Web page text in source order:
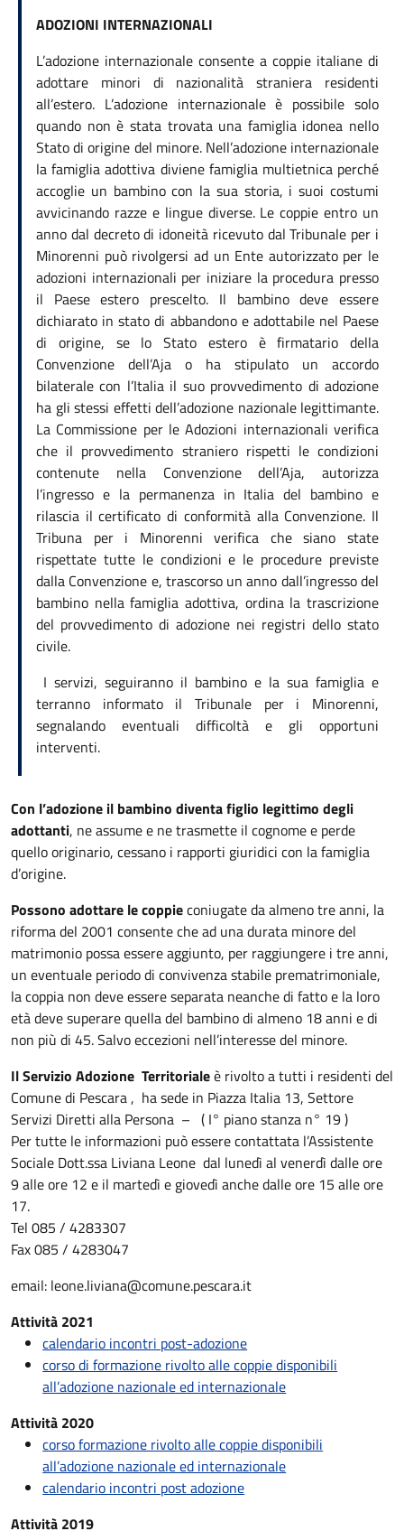
ADOZIONI INTERNAZIONALI
L’adozione internazionale consente a coppie italiane di
adottare minori di nazionalità straniera residenti
all’estero. L’adozione internazionale è possibile solo
quando non è stata trovata una famiglia idonea nello
Stato di origine del minore. Nell’adozione internazionale
la famiglia adottiva diviene famiglia multietnica perché
accoglie un bambino con la sua storia, i suoi costumi
avvicinando razze e lingue diverse. Le coppie entro un
anno dal decreto di idoneità ricevuto dal Tribunale per i
Minorenni può rivolgersi ad un Ente autorizzato per le
adozioni internazionali per iniziare la procedura presso
il Paese estero prescelto. Il bambino deve essere
dichiarato in stato di abbandono e adottabile nel Paese
di origine, se lo Stato estero è firmatario della
Convenzione dell’Aja o ha stipulato un accordo
bilaterale con l’Italia il suo provvedimento di adozione
ha gli stessi effetti dell’adozione nazionale legittimante.
La Commissione per le Adozioni internazionali verifica
che il provvedimento straniero rispetti le condizioni
contenute nella Convenzione dell’Aja, autorizza
l’ingresso e la permanenza in Italia del bambino e
rilascia il certificato di conformità alla Convenzione. Il
Tribuna per i Minorenni verifica che siano state
rispettate tutte le condizioni e le procedure previste
dalla Convenzione e, trascorso un anno dall’ingresso del
bambino nella famiglia adottiva, ordina la trascrizione
del provvedimento di adozione nei registri dello stato
civile.
I servizi, seguiranno il bambino e la sua famiglia e
terranno informato il Tribunale per i Minorenni,
segnalando eventuali difficoltà e gli opportuni
interventi.
Con l’adozione il bambino diventa figlio legittimo degli
adottanti, ne assume e ne trasmette il cognome e perde
quello originario, cessano i rapporti giuridici con la famiglia
d’origine.
Possono adottare le coppieconiugate da almeno tre anni, la
riforma del 2001 consente che ad una durata minore del
matrimonio possa essere aggiunto, per raggiungere i tre anni,
un eventuale periodo di convivenza stabile prematrimoniale,
la coppia non deve essere separata neanche di fatto e la loro
età deve superare quella del bambino di almeno 18 anni e di
non più di 45. Salvo eccezioni nell’interesse del minore.
Il Servizio Adozione Territorialeè rivolto a tutti i residenti del
Comune di Pescara , ha sede in Piazza Italia 13, Settore
Servizi Diretti alla Persona – ( I° piano stanza n° 19 )
Per tutte le informazioni può essere contattata l’Assistente
Sociale Dott.ssa Liviana Leone dal lunedì al venerdì dalle ore
9 alle ore 12 e il martedì e giovedì anche dalle ore 15 alle ore
17.
Tel 085 / 4283307
Fax 085 / 4283047
email: leone.liviana@comune.pescara.it
Attività 2021
calendario incontri post-adozione
corso di formazione rivolto alle coppie disponibili
all’adozione nazionale ed internazionale
Attività 2020
corso formazione rivolto alle coppie disponibili
all’adozione nazionale ed internazionale
calendario incontri post adozione
Attività 2019